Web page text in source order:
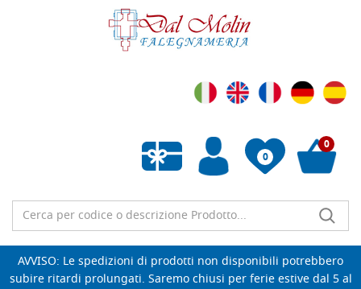
0
Wishlist vuota
0
AVVISO: Le spedizioni di prodotti non disponibili potrebbero
subire ritardi prolungati. Saremo chiusi per ferie estive dal 5 al